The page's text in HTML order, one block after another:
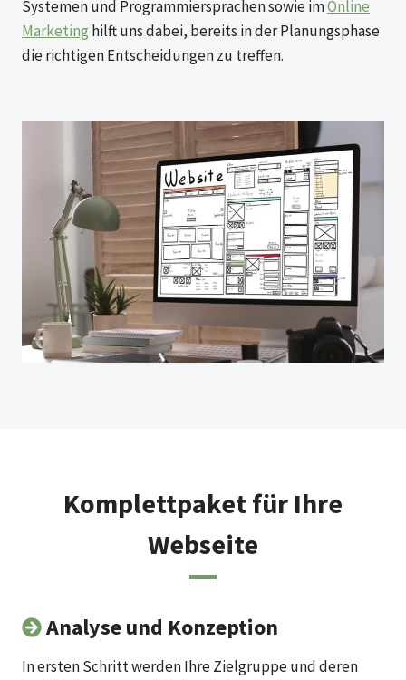
Systemen und Programmiersprachen sowie imOnline
Marketing hilft uns dabei, bereits in der Planungsphase
die richtigen Entscheidungen zu treffen.
Komplettpaket für Ihre
Webseite
Analyse und Konzeption
In ersten Schritt werden Ihre Zielgruppe und deren